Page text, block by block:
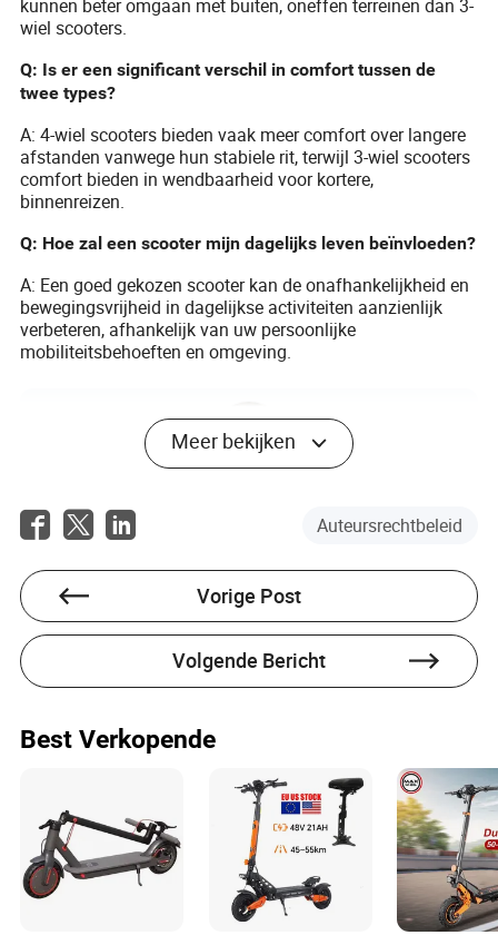
kunnen beter omgaan met buiten, oneffen terreinen dan 3-
wiel scooters.
Q: Is er een significant verschil in comfort tussen de
twee types?
A: 4-wiel scooters bieden vaak meer comfort over langere
afstanden vanwege hun stabiele rit, terwijl 3-wiel scooters
comfort bieden in wendbaarheid voor kortere,
binnenreizen.
Q: Hoe zal een scooter mijn dagelijks leven beïnvloeden?
A: Een goed gekozen scooter kan de onafhankelijkheid en
bewegingsvrijheid in dagelijkse activiteiten aanzienlijk
verbeteren, afhankelijk van uw persoonlijke
mobiliteitsbehoeften en omgeving.
Houston Franco is een ervaren schrijver die zich
specialiseert in de transportindustrie. Met een scherp
oog voor het evalueren van de compatibiliteit van
leverancierstechnologieën met bestaande tracking-,
beheer- en rapportagesystemen, brengt Houston een
diepgaand begrip van logistieke complexiteiten in zijn
Meer bekijken
Auteursrechtbeleid
Vorige Post
Volgende Bericht
Best Verkopende